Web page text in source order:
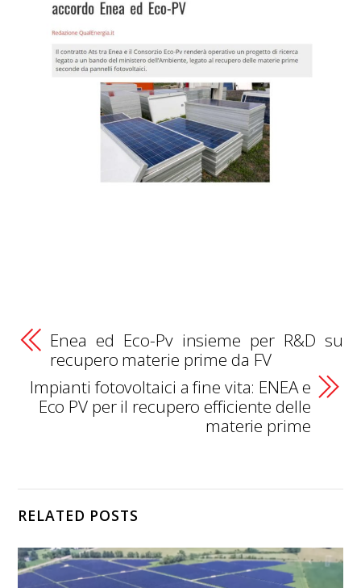
Enea ed Eco-Pv insieme per R&D su
recupero materie prime da FV
Impianti fotovoltaici a fine vita: ENEA e
Eco PV per il recupero efficiente delle
materie prime
RELATED POSTS